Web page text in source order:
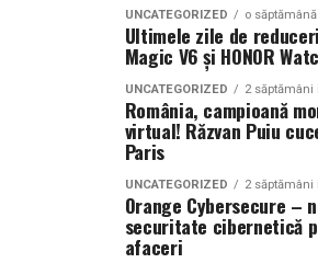
Indiferent de preferințe, sezonul
ideal să experimentezi și să
inspirate din universul parfumeriei
de la Oriflame
ingredientele premium, creativitatea
pot exista în aceeași sticlă.
UNCATEGORIZED o
Ultimele zile de
Magic V6 și HONOR
UNCATEGORIZED 2 săptămâni
România, campioană
virtual! Răzvan Puiu
Paris
UNCATEGORIZED 2 săptămâni
Orange Cybersecure –
securitate cibernetică
afaceri